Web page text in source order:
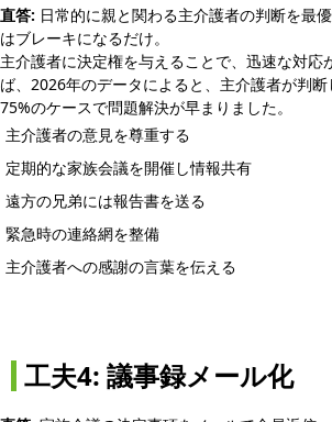
直答: 日常的に親と関わる主介護者の判断を最
はブレーキになるだけ。
主介護者に決定権を与えることで、迅速な対応
ば、2026年のデータによると、主介護者が判
75%のケースで問題解決が早まりました。
主介護者の意見を尊重する
定期的な家族会議を開催し情報共有
遠方の兄弟には報告書を送る
緊急時の連絡網を整備
主介護者への感謝の言葉を伝える
工夫4: 議事録メール化